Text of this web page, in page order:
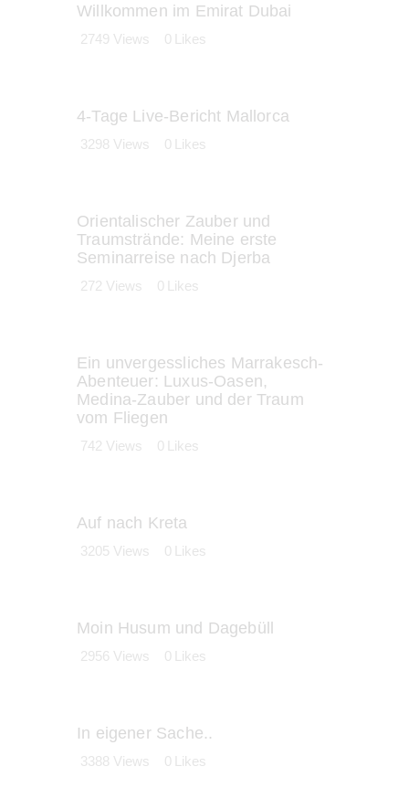
Willkommen im Emirat Dubai
2749 Views 0 Likes
4-Tage Live-Bericht Mallorca
3298 Views 0 Likes
Orientalischer Zauber und
Traumstrände: Meine erste
Seminarreise nach Djerba
272 Views 0 Likes
Ein unvergessliches Marrakesch-
Abenteuer: Luxus-Oasen,
Medina-Zauber und der Traum
vom Fliegen
742 Views 0 Likes
Auf nach Kreta
3205 Views 0 Likes
Moin Husum und Dagebüll
2956 Views 0 Likes
In eigener Sache..
3388 Views 0 Likes